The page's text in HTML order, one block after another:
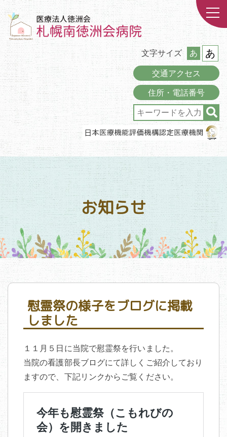
文字サイズ あ あ
交通アクセス
住所・電話番号
お知らせ
慰霊祭の様子をブログに掲載
しました
１１月５日に当院で慰霊祭を行いました。
当院の看護部長ブログにて詳しくご紹介しており
ますので、下記リンクからご覧ください。